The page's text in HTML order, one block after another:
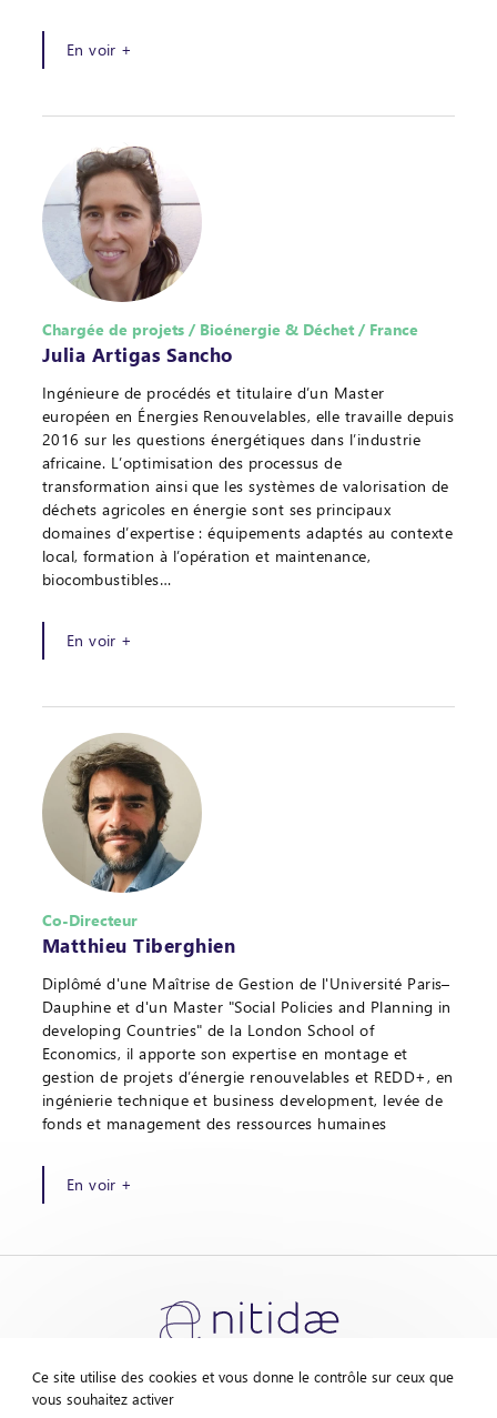
En voir +
Chargée de projets / Bioénergie & Déchet / France
Julia Artigas Sancho
Ingénieure de procédés et titulaire d’un Master
européen en Énergies Renouvelables, elle travaille depuis
2016 sur les questions énergétiques dans l’industrie
africaine. L’optimisation des processus de
transformation ainsi que les systèmes de valorisation de
déchets agricoles en énergie sont ses principaux
domaines d’expertise : équipements adaptés au contexte
local, formation à l’opération et maintenance,
biocombustibles…
En voir +
Co-Directeur
Matthieu Tiberghien
Diplômé d'une Maîtrise de Gestion de l'Université Paris–
Dauphine et d'un Master "Social Policies and Planning in
developing Countries" de la London School of
Economics, il apporte son expertise en montage et
gestion de projets d’énergie renouvelables et REDD+, en
ingénierie technique et business development, levée de
fonds et management des ressources humaines
En voir +
Ce site utilise des cookies et vous donne le contrôle sur ceux que
vous souhaitez activer